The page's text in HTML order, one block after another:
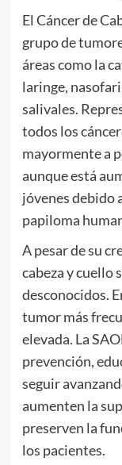
El Cáncer de
grupo de
áreas como la
laringe,
salivales.
todos los
mayormente a
aunque está
jóvenes debido
papiloma
A pesar de su
cabeza y cuello
desconocidos.
tumor más
elevada. La
prevención,
seguir
aumenten la
preserven la
los pacientes.